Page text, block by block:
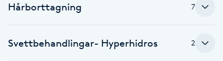
Damklippning
Dermapen
Hårborttagning 7
Svettbehandlingar- Hyperhidros 2